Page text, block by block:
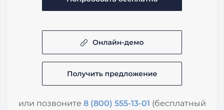
или позвоните 8 (800) 555-13-01 (бесплатный